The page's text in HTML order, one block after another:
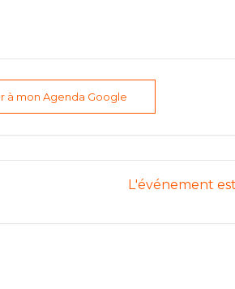
à mon Agenda Google
L'événement